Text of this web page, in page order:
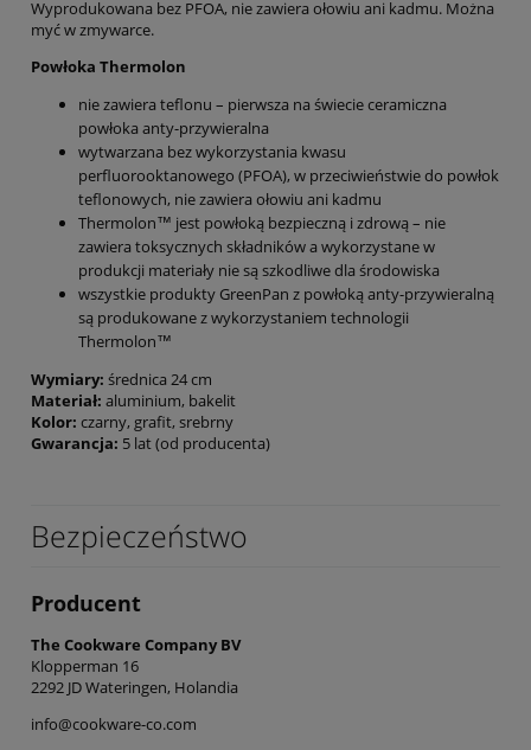
Wyprodukowana bez PFOA, nie zawiera ołowiu ani kadmu. Można
myć w zmywarce.
Powłoka Thermolon
nie zawiera teflonu – pierwsza na świecie ceramiczna
powłoka anty-przywieralna
wytwarzana bez wykorzystania kwasu
perfluorooktanowego (PFOA), w przeciwieństwie do powłok
teflonowych, nie zawiera ołowiu ani kadmu
Thermolon™ jest powłoką bezpieczną i zdrową – nie
zawiera toksycznych składników a wykorzystane w
produkcji materiały nie są szkodliwe dla środowiska
wszystkie produkty GreenPan z powłoką anty-przywieralną
są produkowane z wykorzystaniem technologii
Thermolon™
Wymiary: średnica 24 cm
Materiał: aluminium, bakelit
Kolor: czarny, grafit, srebrny
Gwarancja: 5 lat (od producenta)
Bezpieczeństwo
Producent
The Cookware Company BV
Klopperman 16
2292 JD Wateringen, Holandia
info@cookware-co.com